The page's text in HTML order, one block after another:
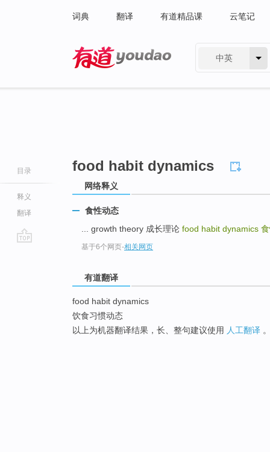
词典 翻译 有道精品课 云笔记
中英
目录
释义
翻译
food habit dynamics
网络释义
食性动态
... growth theory 成长理论 food habit dynamics
基于6个网页-相关网页
有道翻译
food habit dynamics
饮食习惯动态
以上为机器翻译结果，长、整句建议使用 人工翻译